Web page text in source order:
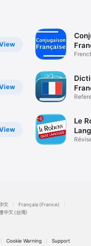
Le
文
Français (France)
中文 (台灣)
Cookie Warning Support